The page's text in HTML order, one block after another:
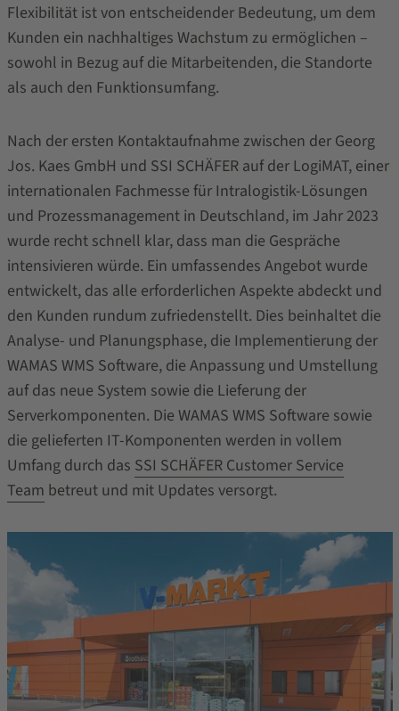
Flexibilität ist von entscheidender Bedeutung, um dem
Kunden ein nachhaltiges Wachstum zu ermöglichen –
sowohl in Bezug auf die Mitarbeitenden, die Standorte
als auch den Funktionsumfang.
Nach der ersten Kontaktaufnahme zwischen der Georg
Jos. Kaes GmbH und SSI SCHÄFER auf der LogiMAT, einer
internationalen Fachmesse für Intralogistik-Lösungen
und Prozessmanagement in Deutschland, im Jahr 2023
wurde recht schnell klar, dass man die Gespräche
intensivieren würde. Ein umfassendes Angebot wurde
entwickelt, das alle erforderlichen Aspekte abdeckt und
den Kunden rundum zufriedenstellt. Dies beinhaltet die
Analyse- und Planungsphase, die Implementierung der
WAMAS WMS Software, die Anpassung und Umstellung
auf das neue System sowie die Lieferung der
Serverkomponenten. Die WAMAS WMS Software sowie
die gelieferten IT-Komponenten werden in vollem
Umfang durch das SSI SCHÄFER Customer Service
Team betreut und mit Updates versorgt.